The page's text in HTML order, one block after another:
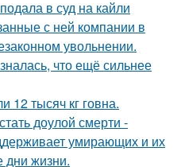
в суд на кайли
с ней компании в
увольнении.
что ещё сильнее
12 тысяч кг говна.
доулой смерти -
умирающих и их
дни жизни.